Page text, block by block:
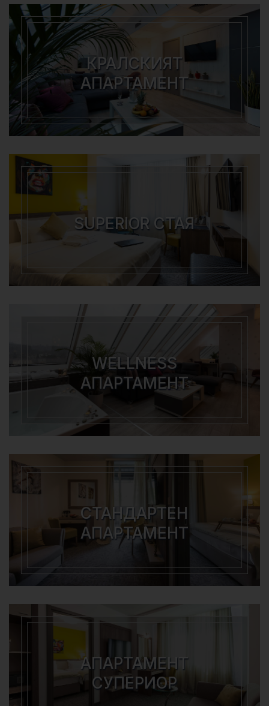
КРАЛСКИЯТ
АПАРТАМЕНТ
SUPERIOR СТАЯ
WELLNESS
АПАРТАМЕНТ
СТАНДАРТЕН
АПАРТАМЕНТ
АПАРТАМЕНТ
СУПЕРИОР